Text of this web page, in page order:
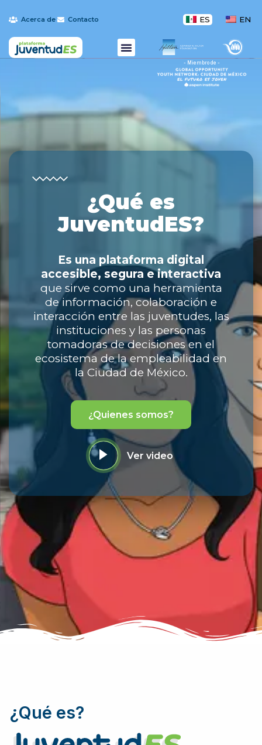
Acerca de Contacto ES EN
- Miembro de -
¿Qué es
JuventudES?
Es una plataforma digital
accesible, segura e interactiva
que sirve como una herramienta
de información, colaboración e
interacción entre las juventudes, las
instituciones y las personas
tomadoras de decisiones en el
ecosistema de la empleabilidad en
la Ciudad de México.
¿Quienes somos?
Ver video
¿Qué es?